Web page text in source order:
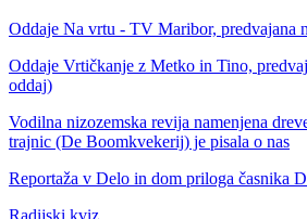
Oddaje Na vrtu - TV Maribor, predvajana
Oddaje Vrtičkanje z Metko in Tino,
oddaj)
Vodilna nizozemska revija namenjena
trajnic (De Boomkvekerij) je pisala o nas
Reportaža v Delo in dom priloga časnika
Radijski kviz